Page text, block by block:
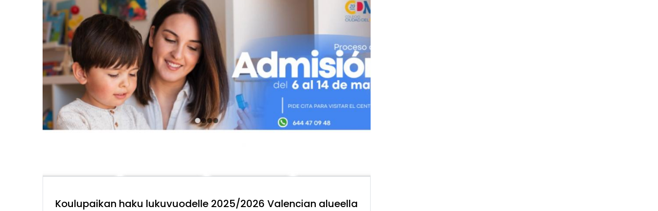
Koulupaikan haku lukuvuodelle 2025/2026 Valencian alueella